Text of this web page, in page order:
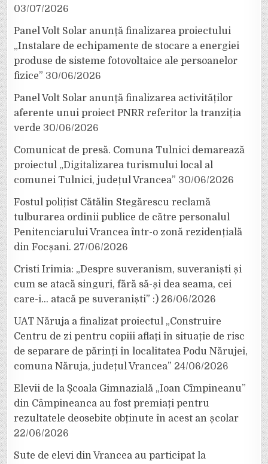
03/07/2026
Panel Volt Solar anunță finalizarea proiectului
„Instalare de echipamente de stocare a energiei
produse de sisteme fotovoltaice ale persoanelor
fizice” 30/06/2026
Panel Volt Solar anunță finalizarea activităților
aferente unui proiect PNRR referitor la tranziția
verde 30/06/2026
Comunicat de presă. Comuna Tulnici demarează
proiectul „Digitalizarea turismului local al
comunei Tulnici, județul Vrancea” 30/06/2026
Fostul polițist Cătălin Stegărescu reclamă
tulburarea ordinii publice de către personalul
Penitenciarului Vrancea într-o zonă rezidențială
din Focșani. 27/06/2026
Cristi Irimia: „Despre suveranism, suveraniști și
cum se atacă singuri, fără să-și dea seama, cei
care-i… atacă pe suveraniști” :) 26/06/2026
UAT Năruja a finalizat proiectul „Construire
Centru de zi pentru copiii aflați în situație de risc
de separare de părinți în localitatea Podu Nărujei,
comuna Năruja, județul Vrancea” 24/06/2026
Elevii de la Școala Gimnazială „Ioan Cîmpineanu”
din Câmpineanca au fost premiați pentru
rezultatele deosebite obținute în acest an școlar
22/06/2026
Sute de elevi din Vrancea au participat la